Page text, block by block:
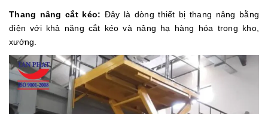
Thang nâng cắt kéo: Đây là dòng thiết bị thang nâng bằng
điện với khả năng cắt kéo và nâng hạ hàng hóa trong kho,
xưởng.